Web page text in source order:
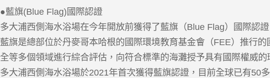
●藍旗(Blue Flag)國際認證
多大浦西側海水浴場在今年開放前獲得了藍旗（Blue Flag）國際認
藍旗是總部位於丹麥哥本哈根的國際環境教育基金會（FEE）推行
全等多個領域進行綜合評估，向符合標準的海灘授予具有國際權威的
多大浦西側海水浴場於2021年首次獲得藍旗認證，目前全球已有50